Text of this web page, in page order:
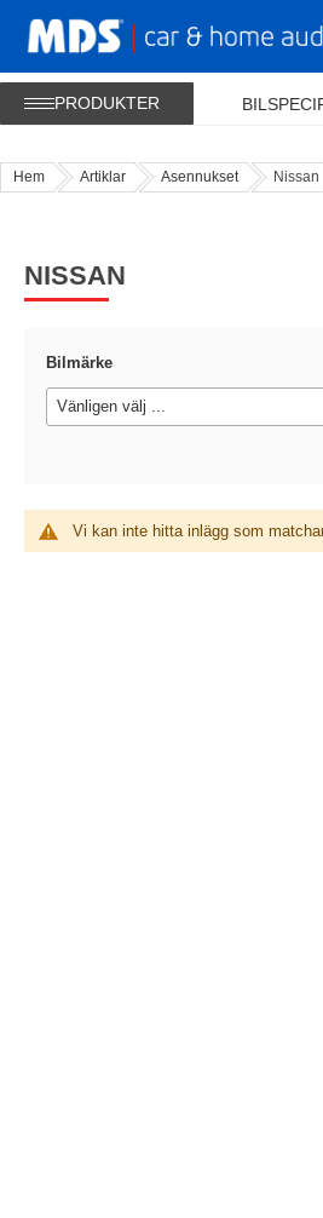
PRODUKTER
Hem Artiklar Asennukset Nissan
NISSAN
Bilmärke
Vänligen välj ...
Vi kan inte hitta inlägg som